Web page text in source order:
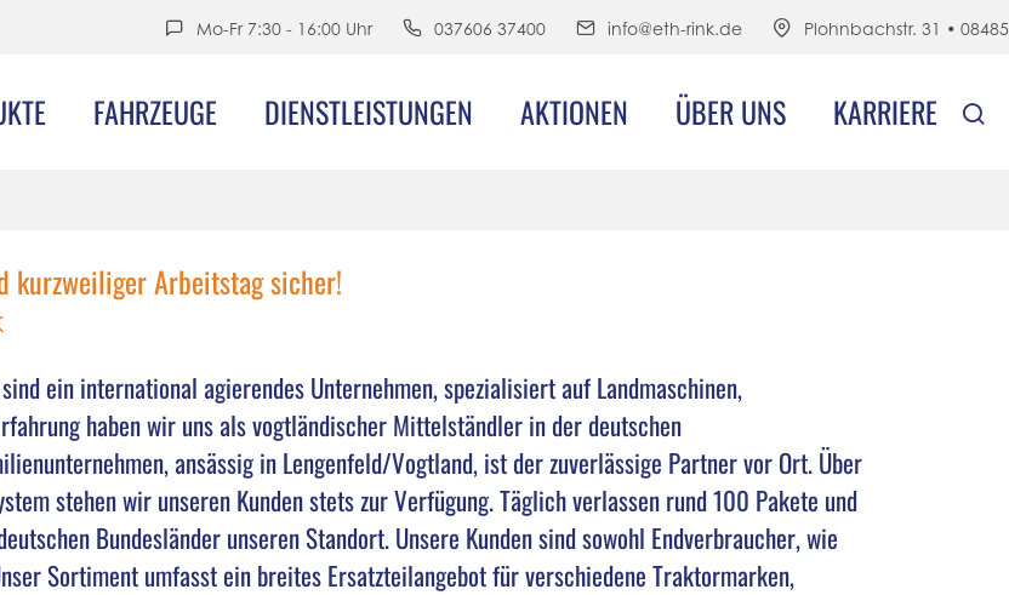
Mo-Fr 7:30 - 16:00 Uhr 037606 37400 info@eth-rink.de Plohnbachstr. 31 •
FAHRZEUGE DIENSTLEISTUNGEN AKTIONEN ÜBER UNS KARRIERE
kurzweiliger Arbeitstag sicher!
ein international agierendes Unternehmen, spezialisiert auf Landmaschinen,
haben wir uns als vogtländischer Mittelständler in der deutschen
ansässig in Lengenfeld/Vogtland, ist der zuverlässige Partner vor Ort. Über
stehen wir unseren Kunden stets zur Verfügung. Täglich verlassen rund 100 Pakete und
Bundesländer unseren Standort. Unsere Kunden sind sowohl Endverbraucher, wie
Sortiment umfasst ein breites Ersatzteilangebot für verschiedene Traktormarken,